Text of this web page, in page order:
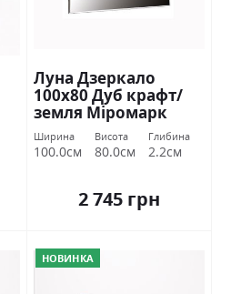
Луна Дзеркало
100х80 Дуб крафт/
земля Міромарк
Ширина
100.0см
Висота
80.0см
Глибина
2.2см
2 745 грн
НОВИНКА